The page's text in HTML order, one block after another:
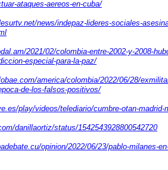
ataques-aereos-en-cuba/
news/indepaz-lideres-sociales-
2021/02/colombia-entre-2002-y-2008-
especial-para-la-paz/
america/colombia/2022/06/28/
de-los-falsos-positivos/
play/videos/telediario/cumbre-otan-madrid-
danillaortiz/status/1542543928800542720
opinion/2022/06/23/pablo-milanes-